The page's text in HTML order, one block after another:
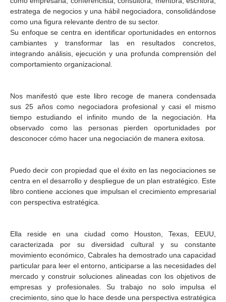
estratega de negocios y una hábil negociadora, consolidándose
como una figura relevante dentro de su sector.
Su enfoque se centra en identificar oportunidades en entornos
cambiantes y transformar las en resultados concretos,
integrando análisis, ejecución y una profunda comprensión del
comportamiento organizacional.
Nos manifestó que este libro recoge de manera condensada
sus 25 años como negociadora profesional y casi el mismo
tiempo estudiando el infinito mundo de la negociación. Ha
observado como las personas pierden oportunidades por
desconocer cómo hacer una negociación de manera exitosa.
Puedo decir con propiedad que el éxito en las negociaciones se
centra en el desarrollo y despliegue de un plan estratégico. Este
libro contiene acciones que impulsan el crecimiento empresarial
con perspectiva estratégica.
Ella reside en una ciudad como Houston, Texas, EEUU,
caracterizada por su diversidad cultural y su constante
movimiento económico, Cabrales ha demostrado una capacidad
particular para leer el entorno, anticiparse a las necesidades del
mercado y construir soluciones alineadas con los objetivos de
empresas y profesionales. Su trabajo no solo impulsa el
crecimiento, sino que lo hace desde una perspectiva estratégica